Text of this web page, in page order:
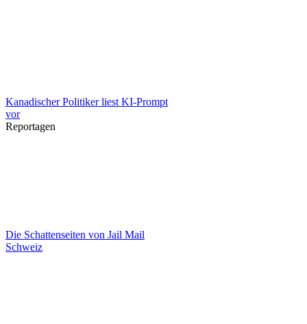
Kanadischer Politiker liest KI-Prompt
vor
Reportagen
Die Schattenseiten von Jail Mail
Schweiz